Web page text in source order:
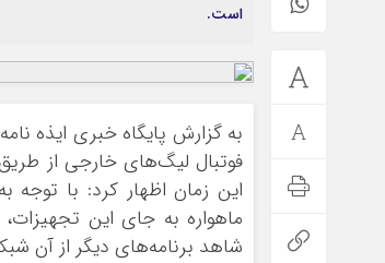
است.
به گزارش پایگاه خبری ایذه
این زمان اظهار کرد: با
ماهواره به جای این
شاهد برنامه‌های دیگر از آن